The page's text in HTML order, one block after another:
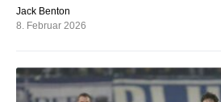
Jack Benton
8. Februar 2026